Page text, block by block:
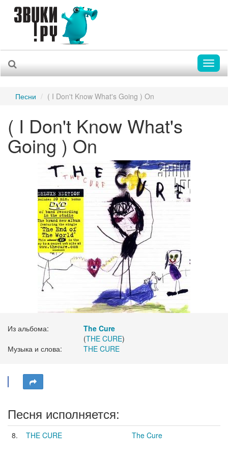
Песни ( I Don't Know What's Going ) On
( I Don't Know What's
Going ) On
Из альбома:
The Cure
(THE CURE)
Музыка и слова:
THE CURE
Песня исполняется:
8. THE CURE The Cure